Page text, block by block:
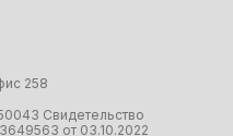
258
Свидетельство
от 03.10.2022